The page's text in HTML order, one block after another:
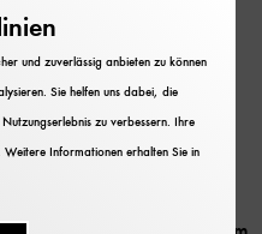
die ersten Galaxien
Weltraumteleskop
dazu. Lässt sich das
auch der hellste bisher
gibt es
und zuverlässig anbieten zu können
Sie helfen uns dabei, die
zu verbessern. Ihre
Informationen erhalten Sie in